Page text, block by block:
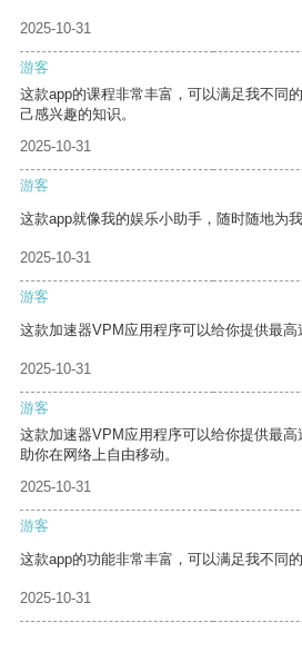
2025-10-31
游客
这款app的课程非常丰富，可以满足我不同
己感兴趣的知识。
2025-10-31
游客
这款app就像我的娱乐小助手，随时随地为
2025-10-31
游客
这款加速器VPM应用程序可以给你提供最高
2025-10-31
游客
这款加速器VPM应用程序可以给你提供最
助你在网络上自由移动。
2025-10-31
游客
这款app的功能非常丰富，可以满足我不同的
2025-10-31